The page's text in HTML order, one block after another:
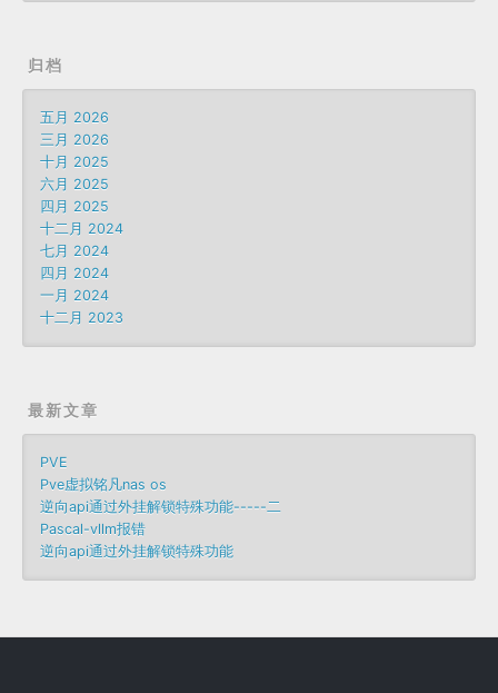
归档
五月 2026
三月 2026
十月 2025
六月 2025
四月 2025
十二月 2024
七月 2024
四月 2024
一月 2024
十二月 2023
最新文章
PVE
Pve虚拟铭凡nas os
逆向api通过外挂解锁特殊功能-----二
Pascal-vllm报错
逆向api通过外挂解锁特殊功能